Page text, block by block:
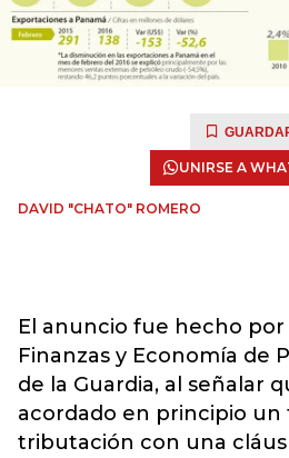
UNIRSE A
DAVID "CHATO" ROMERO
El anuncio fue hecho
Finanzas y Economía de
de la Guardia, al señalar
acordado en principio un
tributación con una